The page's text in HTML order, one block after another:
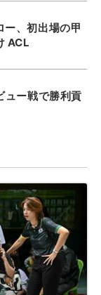
ー、初出場の甲
ACL
ュー戦で勝利貢